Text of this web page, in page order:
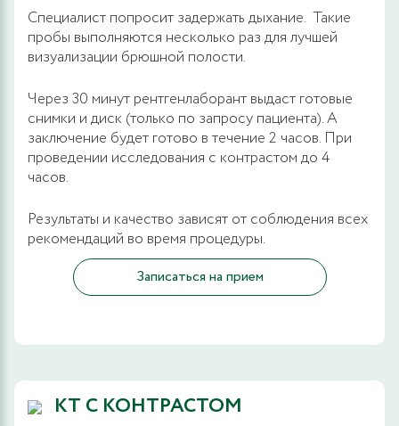
Специалист попросит задержать дыхание. Такие
пробы выполняются несколько раз для лучшей
визуализации брюшной полости.
Через 30 минут рентгенлаборант выдаст готовые
снимки и диск (только по запросу пациента). А
заключение будет готово в течение 2 часов. При
проведении исследования с контрастом до 4
часов.
Результаты и качество зависят от соблюдения всех
рекомендаций во время процедуры.
Записаться на прием
КТ С КОНТРАСТОМ